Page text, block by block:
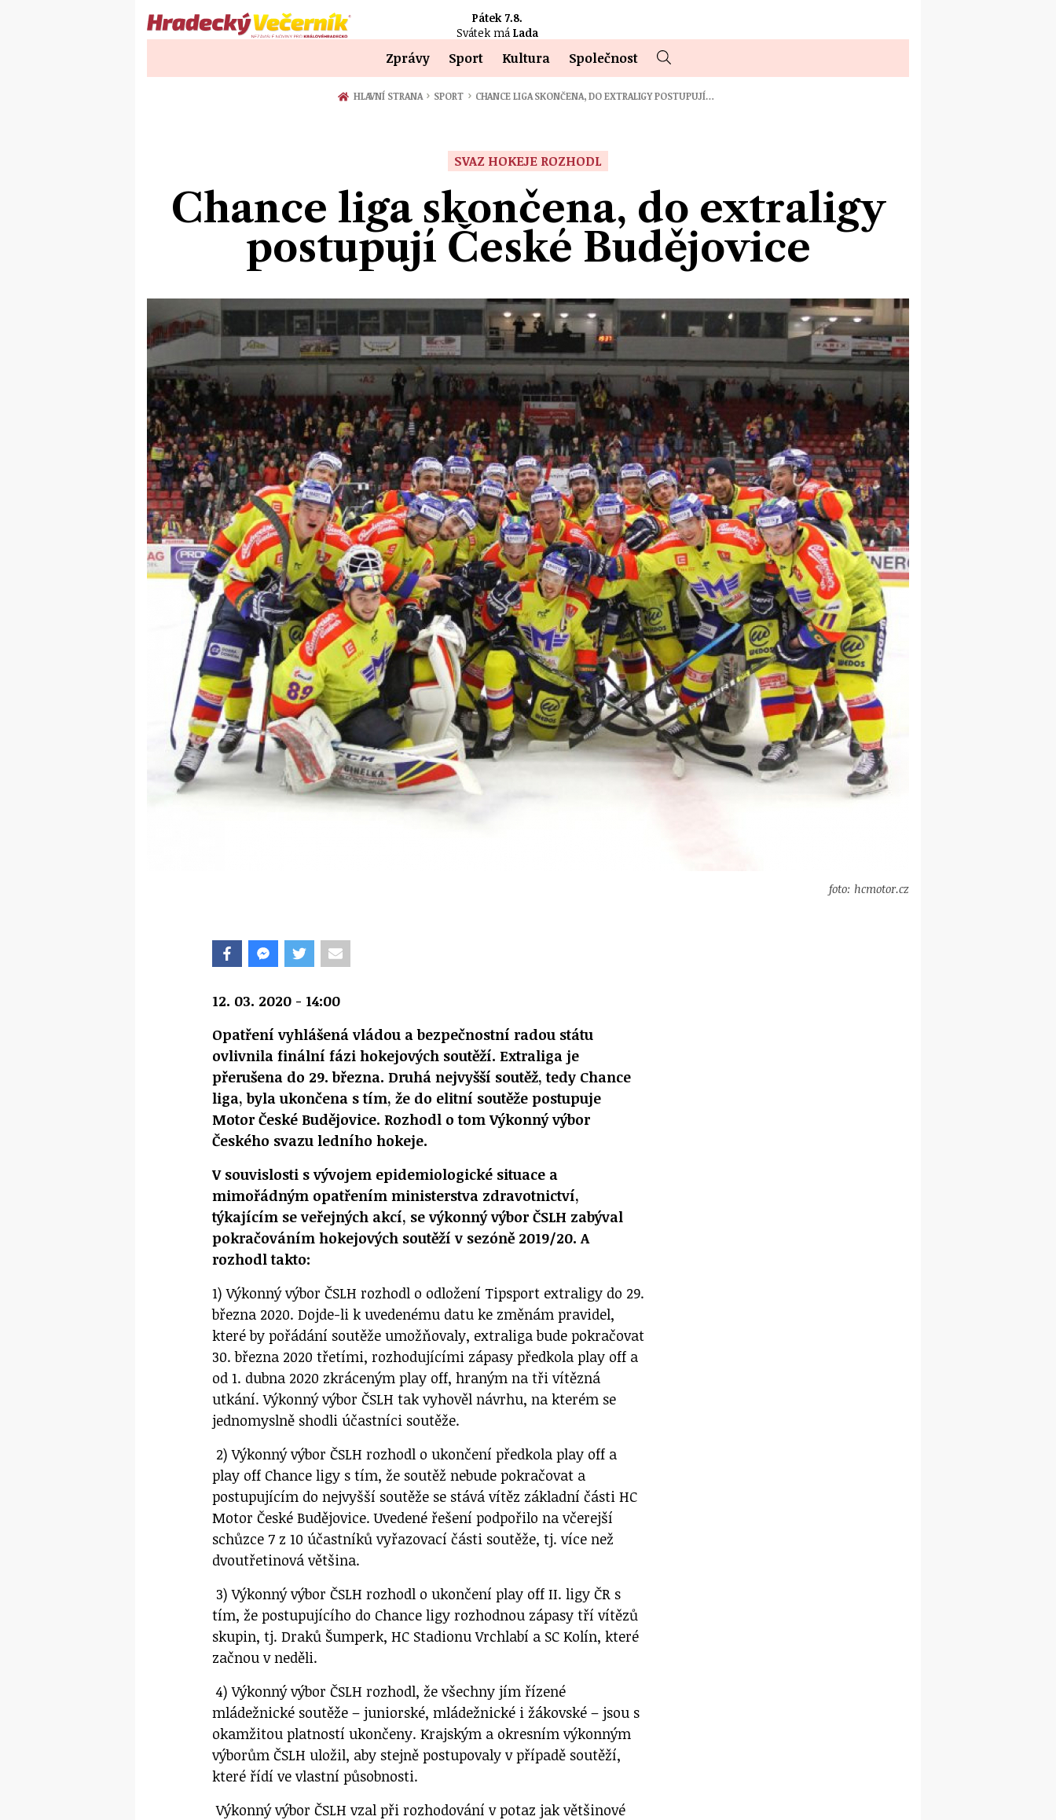
Pátek 7.8.
Svátek má Lada
Zprávy Sport Kultura Společnost
HLAVNÍ STRANA › SPORT › CHANCE LIGA SKONČENA, DO EXTRALIGY POSTUPUJÍ…
SVAZ HOKEJE ROZHODL
Chance liga skončena, do extraligy
postupují České Budějovice
foto: hcmotor.cz
12. 03. 2020 - 14:00
Opatření vyhlášená vládou a bezpečnostní radou státu
ovlivnila finální fázi hokejových soutěží. Extraliga je
přerušena do 29. března. Druhá nejvyšší soutěž, tedy Chance
liga, byla ukončena s tím, že do elitní soutěže postupuje
Motor České Budějovice. Rozhodl o tom Výkonný výbor
Českého svazu ledního hokeje.
V souvislosti s vývojem epidemiologické situace a
mimořádným opatřením ministerstva zdravotnictví,
týkajícím se veřejných akcí, se výkonný výbor ČSLH zabýval
pokračováním hokejových soutěží v sezóně 2019/20. A
rozhodl takto:
1) Výkonný výbor ČSLH rozhodl o odložení Tipsport extraligy do 29.
března 2020. Dojde-li k uvedenému datu ke změnám pravidel,
které by pořádání soutěže umožňovaly, extraliga bude pokračovat
30. března 2020 třetími, rozhodujícími zápasy předkola play off a
od 1. dubna 2020 zkráceným play off, hraným na tři vítězná
utkání. Výkonný výbor ČSLH tak vyhověl návrhu, na kterém se
jednomyslně shodli účastníci soutěže.
2) Výkonný výbor ČSLH rozhodl o ukončení předkola play off a
play off Chance ligy s tím, že soutěž nebude pokračovat a
postupujícím do nejvyšší soutěže se stává vítěz základní části HC
Motor České Budějovice. Uvedené řešení podpořilo na včerejší
schůzce 7 z 10 účastníků vyřazovací části soutěže, tj. více než
dvoutřetinová většina.
3) Výkonný výbor ČSLH rozhodl o ukončení play off II. ligy ČR s
tím, že postupujícího do Chance ligy rozhodnou zápasy tří vítězů
skupin, tj. Draků Šumperk, HC Stadionu Vrchlabí a SC Kolín, které
začnou v neděli.
4) Výkonný výbor ČSLH rozhodl, že všechny jím řízené
mládežnické soutěže – juniorské, mládežnické i žákovské – jsou s
okamžitou platností ukončeny. Krajským a okresním výkonným
výborům ČSLH uložil, aby stejně postupovaly v případě soutěží,
které řídí ve vlastní působnosti.
Výkonný výbor ČSLH vzal při rozhodování v potaz jak většinové